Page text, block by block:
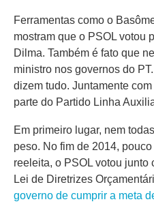
Ferramentas como o
mostram que o PSOL votou
Dilma. Também é fato que
ministro nos governos do
dizem tudo. Juntamente
parte do Partido Linha
Em primeiro lugar, nem
peso. No fim de 2014,
reeleita, o PSOL votou junto
Lei de Diretrizes
governo de cumprir a meta